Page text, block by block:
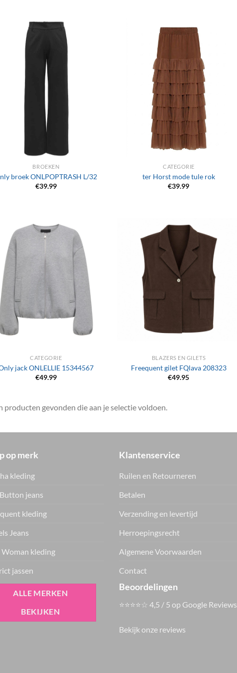
BROEKEN
broek ONLPOPTRASH L/32
€39.99
CATEGORIE
ter Horst mode tule rok
€39.99
CATEGORIE
jack ONLELLIE 15344567
€49.99
BLAZERS EN GILETS
Freequent gilet FQlava 208323
€49.95
producten gevonden die aan je selectie voldoen.
op merk
kleding
jeans
kleding
Jeans
kleding
jassen
ALLE MERKEN
BEKIJKEN
Klantenservice
Ruilen en Retourneren
Betalen
Verzending en levertijd
Herroepingsrecht
Algemene Voorwaarden
Contact
Beoordelingen
⭐⭐⭐⭐☆ 4,5 / 5 op Google Reviews
Bekijk onze reviews